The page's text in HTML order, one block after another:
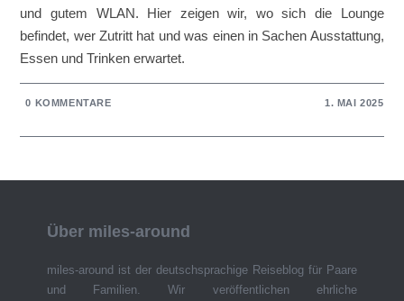
und gutem WLAN. Hier zeigen wir, wo sich die Lounge
befindet, wer Zutritt hat und was einen in Sachen Ausstattung,
Essen und Trinken erwartet.
0 KOMMENTARE 1. MAI 2025
Über miles-around
miles-around ist der deutschsprachige Reiseblog für Paare
und Familien. Wir veröffentlichen ehrliche